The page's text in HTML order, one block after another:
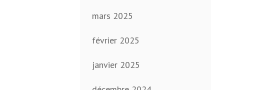
mars 2025
février 2025
janvier 2025